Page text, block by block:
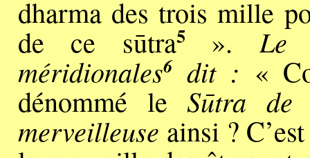
dharma des trois mille
de ce sūtra5».Le
méridionales6dit : «
dénommé leSūtra
merveilleuse ainsi ?